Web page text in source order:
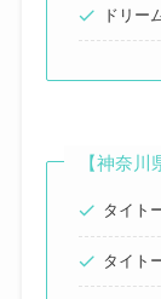
ドリー
【神奈川
タイト
タイト